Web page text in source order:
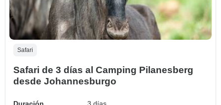
Safari
Safari de 3 días al Camping Pilanesberg
desde Johannesburgo
Duración 3 días